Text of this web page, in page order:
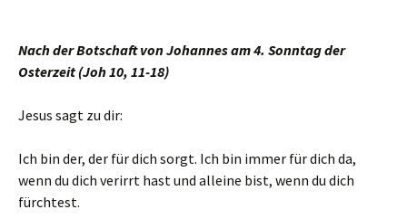
Nach der Botschaft von Johannes am 4. Sonntag der
Osterzeit (Joh 10, 11-18)
Jesus sagt zu dir:
Ich bin der, der für dich sorgt. Ich bin immer für dich da,
wenn du dich verirrt hast und alleine bist, wenn du dich
fürchtest.